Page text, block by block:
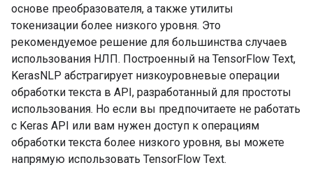
основе преобразователя, а также утилиты
токенизации более низкого уровня. Это
рекомендуемое решение для большинства случаев
использования НЛП. Построенный на TensorFlow Text,
KerasNLP абстрагирует низкоуровневые операции
обработки текста в API, разработанный для простоты
использования. Но если вы предпочитаете не работать
с Keras API или вам нужен доступ к операциям
обработки текста более низкого уровня, вы можете
напрямую использовать TensorFlow Text.